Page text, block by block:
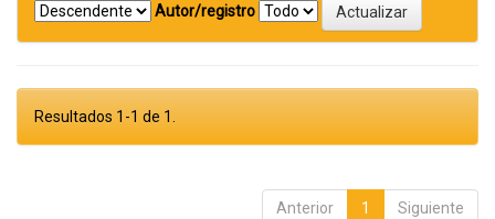
Autor/registro
Resultados 1-1 de 1.
Anterior 1 Siguiente